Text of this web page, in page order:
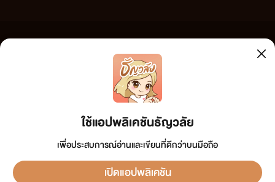
ใช้แอปพลิเคชันธัญวลัย
เพื่อประสบการณ์อ่านและเขียนที่ดีกว่าบนมือถือ
เปิดแอปพลิเคชัน
เว็บไซต์แห่งนี้ไม่ได้เห็นด้วยและไม่ขอรับผิดชอบต่อข้อความใดๆ ทั้งสิ้น ดังนั้นผู้อ่านทุกท่านโปรดใช้
วิจารณญาณในการกลั่นกรองด้วยตนเอง และหากท่านพบข้อความใดๆ ที่ขัดต่อกฎหมายและศีลธรรม
กรุณาแจ้งมาที่ tunwalai@ookbee.com เพื่อทีมงานจะได้ดำเนินการในทันที ทั้งนี้ ทางเว็บไซต์ขอสงวน
ลิขสิทธิ์ตามพระราชบัญญัติลิขสิทธิ์ (ฉบับเพิ่มเติม) พ.ศ.2558